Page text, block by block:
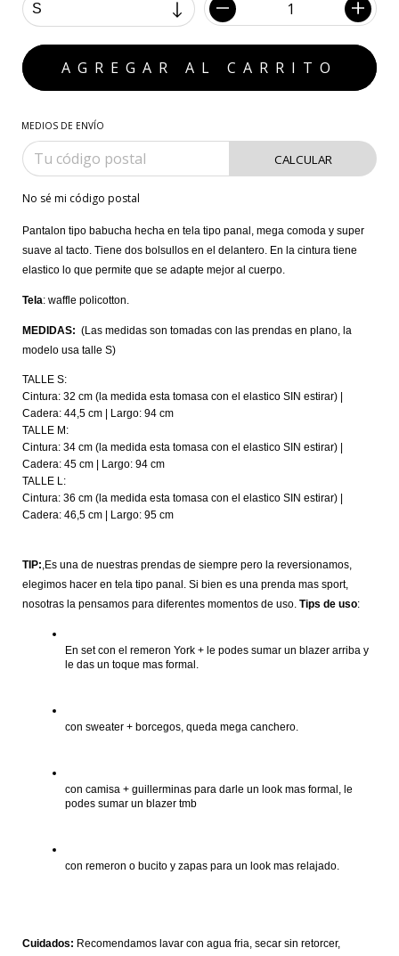
MEDIOS DE ENVÍO
CALCULAR
No sé mi código postal
Pantalon tipo babucha hecha en tela tipo panal, mega comoda y super
suave al tacto. Tiene dos bolsullos en el delantero. En la cintura tiene
elastico lo que permite que se adapte mejor al cuerpo.
Tela: waffle policotton.
MEDIDAS: (Las medidas son tomadas con las prendas en plano, la
modelo usa talle S)
TALLE S:
Cintura: 32 cm (la medida esta tomasa con el elastico SIN estirar) |
Cadera: 44,5 cm | Largo: 94 cm
TALLE M:
Cintura: 34 cm (la medida esta tomasa con el elastico SIN estirar) |
Cadera: 45 cm | Largo: 94 cm
TALLE L:
Cintura: 36 cm (la medida esta tomasa con el elastico SIN estirar) |
Cadera: 46,5 cm | Largo: 95 cm
TIP:,Es una de nuestras prendas de siempre pero la reversionamos,
elegimos hacer en tela tipo panal. Si bien es una prenda mas sport,
nosotras la pensamos para diferentes momentos de uso. Tips de uso:
En set con el remeron York + le podes sumar un blazer arriba y
le das un toque mas formal.
con sweater + borcegos, queda mega canchero.
con camisa + guillerminas para darle un look mas formal, le
podes sumar un blazer tmb
con remeron o bucito y zapas para un look mas relajado.
Cuidados: Recomendamos lavar con agua fria, secar sin retorcer,